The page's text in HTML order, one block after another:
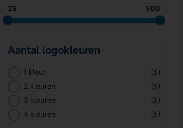
25 500
Aantal logokleuren
1 kleur
(6)
2 kleuren
(6)
3 kleuren
(6)
4 kleuren
(6)